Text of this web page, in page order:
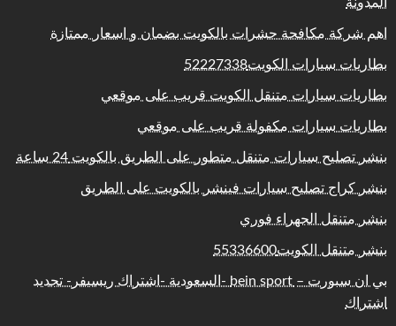
اهم شركة مكافحة حشرات بالكويت بضمان و اسعار ممتازة
بطاريات سيارات الكويت52227338
بطاريات سيارات متنقل الكويت قريب على موقعي
بطاريات سيارات مكفولة قريب على موقعي
بنشر تصليح سيارات متنقل متطور على الطريق بالكويت 24 ساعة
بنشر كراج تصليح سيارات فينشر بالكويت على الطريق
بنشر متنقل الجهراء فوري
بنشر متنقل الكويت55336600
بي ان سبورت – bein sport -السعودية -اشتراك ريسيفر- تجديد
اشتراك